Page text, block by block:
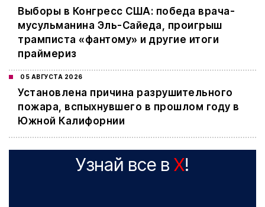
Выборы в Конгресс США: победа врача-
мусульманина Эль-Сайеда, проигрыш
трамписта «фантому» и другие итоги
праймериз
05 АВГУСТА 2026
Установлена причина разрушительного
пожара, вспыхнувшего в прошлом году в
Южной Калифорнии
Узнай все в X!